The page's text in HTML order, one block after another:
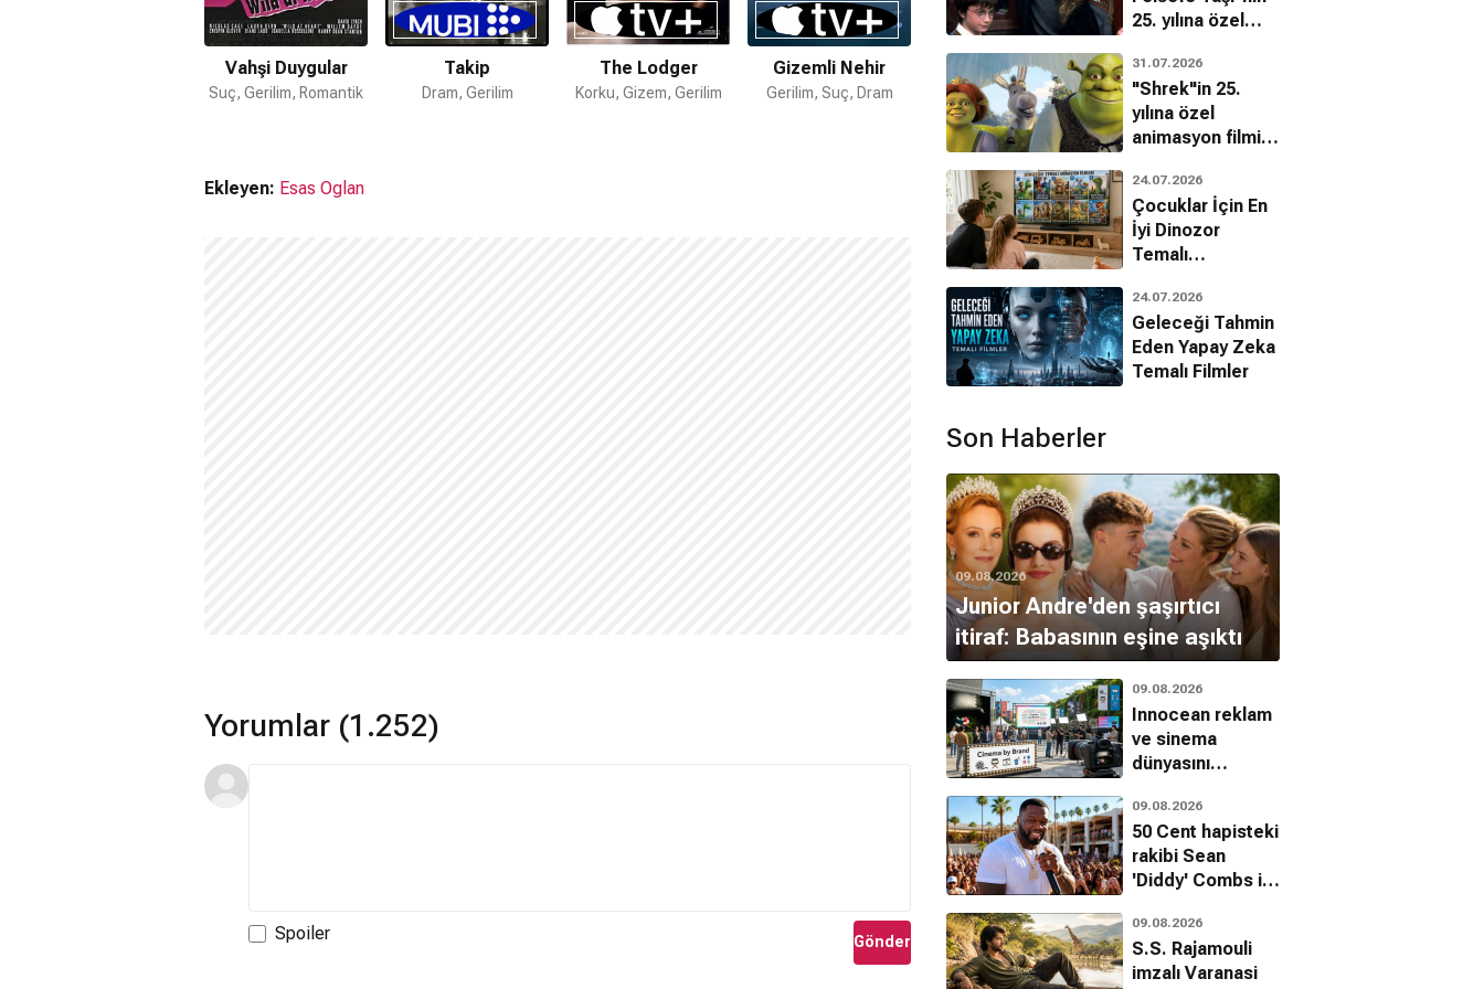
Vahşi Duygular
Suç, Gerilim, Romantik
Takip
Dram, Gerilim
The Lodger
Korku, Gizem, Gerilim
Gizemli Nehir
Gerilim, Suç, Dram
Kızımı Kurtarın
Suç, Dram, Gizem
Kara Şövalye
Aksiyon, Suç, Gerilim
Ekleyen: Esas Oglan
Yorumlar (1.252)
Spoiler Gönder
25. yılına özel
bilinmeyenleri!
31.07.2026
"Shrek"in 25.
yılına özel
animasyon filmin
24.07.2026
Çocuklar İçin En
İyi Dinozor
Temalı
Filmleri
24.07.2026
Geleceği Tahmin
Eden Yapay Zeka
Temalı Filmler
Son Haberler
09.08.2026
Junior Andre'den şaşırtıcı
itiraf: Babasının eşine aşıktı
09.08.2026
Innocean reklam
ve sinema
dünyasını
Cinema by Brand
girişimini başlattı
09.08.2026
50 Cent hapisteki
rakibi Sean
'Diddy' Combs ile
09.08.2026
S.S. Rajamouli
imzalı Varanasi